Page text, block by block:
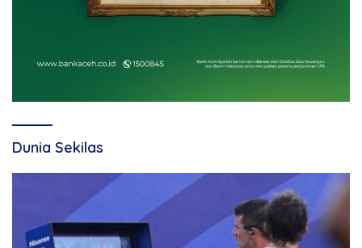
Dunia Sekilas